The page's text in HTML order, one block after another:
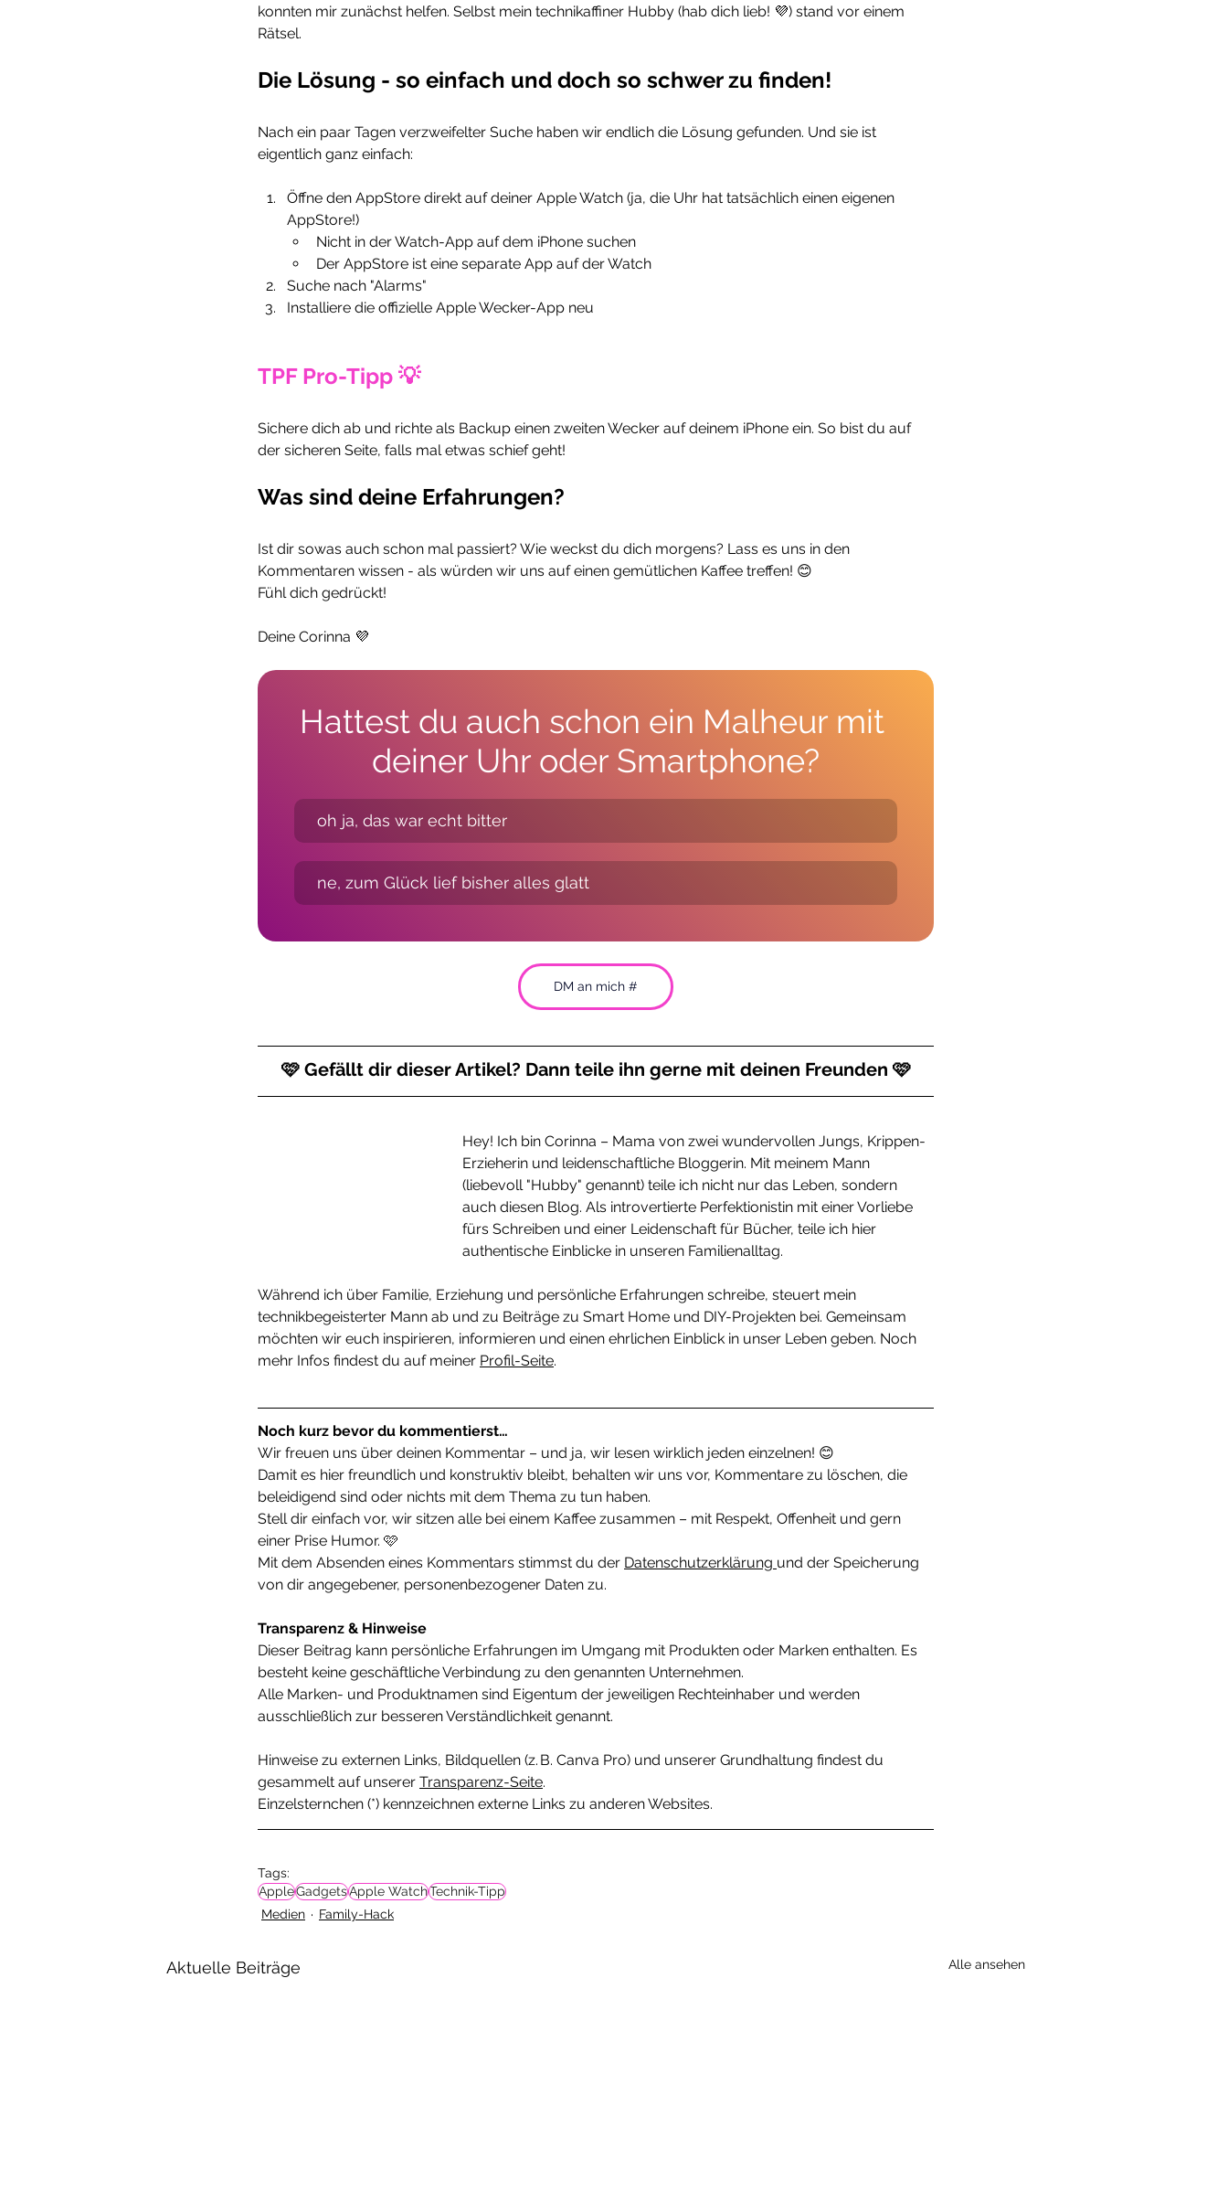
konnten mir zunächst helfen. Selbst mein technikaffiner Hubby (hab dich lieb! 💜) stand vor einem
Rätsel.
Die Lösung - so einfach und doch so schwer zu finden!
Nach ein paar Tagen verzweifelter Suche haben wir endlich die Lösung gefunden. Und sie ist
eigentlich ganz einfach:
Öffne den AppStore direkt auf deiner Apple Watch (ja, die Uhr hat tatsächlich einen eigenen
AppStore!)
Nicht in der Watch-App auf dem iPhone suchen
Der AppStore ist eine separate App auf der Watch
Suche nach "Alarms"
Installiere die offizielle Apple Wecker-App neu
TPF Pro-Tipp 💡
Sichere dich ab und richte als Backup einen zweiten Wecker auf deinem iPhone ein. So bist du auf
der sicheren Seite, falls mal etwas schief geht!
Was sind deine Erfahrungen?
Ist dir sowas auch schon mal passiert? Wie weckst du dich morgens? Lass es uns in den
Kommentaren wissen - als würden wir uns auf einen gemütlichen Kaffee treffen! 😊
Fühl dich gedrückt!
Deine Corinna 💜
Hattest du auch schon ein Malheur mit
deiner Uhr oder Smartphone?
oh ja, das war echt bitter
ne, zum Glück lief bisher alles glatt
DM an mich #
🩷 Gefällt dir dieser Artikel? Dann teile ihn gerne mit deinen Freunden 🩷
Hey! Ich bin Corinna – Mama von zwei wundervollen Jungs, Krippen-
Erzieherin und leidenschaftliche Bloggerin. Mit meinem Mann
(liebevoll "Hubby" genannt) teile ich nicht nur das Leben, sondern
auch diesen Blog. Als introvertierte Perfektionistin mit einer Vorliebe
fürs Schreiben und einer Leidenschaft für Bücher, teile ich hier
authentische Einblicke in unseren Familienalltag.
Während ich über Familie, Erziehung und persönliche Erfahrungen schreibe, steuert mein
technikbegeisterter Mann ab und zu Beiträge zu Smart Home und DIY-Projekten bei. Gemeinsam
möchten wir euch inspirieren, informieren und einen ehrlichen Einblick in unser Leben geben. Noch
mehr Infos findest du auf meiner Profil-Seite.
Noch kurz bevor du kommentierst…
Wir freuen uns über deinen Kommentar – und ja, wir lesen wirklich jeden einzelnen! 😊
Damit es hier freundlich und konstruktiv bleibt, behalten wir uns vor, Kommentare zu löschen, die
beleidigend sind oder nichts mit dem Thema zu tun haben.
Stell dir einfach vor, wir sitzen alle bei einem Kaffee zusammen – mit Respekt, Offenheit und gern
einer Prise Humor. 🩷
Mit dem Absenden eines Kommentars stimmst du der Datenschutzerklärung und der Speicherung
von dir angegebener, personenbezogener Daten zu.
Transparenz & Hinweise
Dieser Beitrag kann persönliche Erfahrungen im Umgang mit Produkten oder Marken enthalten. Es
besteht keine geschäftliche Verbindung zu den genannten Unternehmen.
Alle Marken- und Produktnamen sind Eigentum der jeweiligen Rechteinhaber und werden
ausschließlich zur besseren Verständlichkeit genannt.
Hinweise zu externen Links, Bildquellen (z. B. Canva Pro) und unserer Grundhaltung findest du
gesammelt auf unserer Transparenz-Seite.
Einzelsternchen (*) kennzeichnen externe Links zu anderen Websites.
Tags:
AppleGadgetsApple WatchTechnik-Tipp
Medien
Family-Hack
Aktuelle Beiträge Alle ansehen